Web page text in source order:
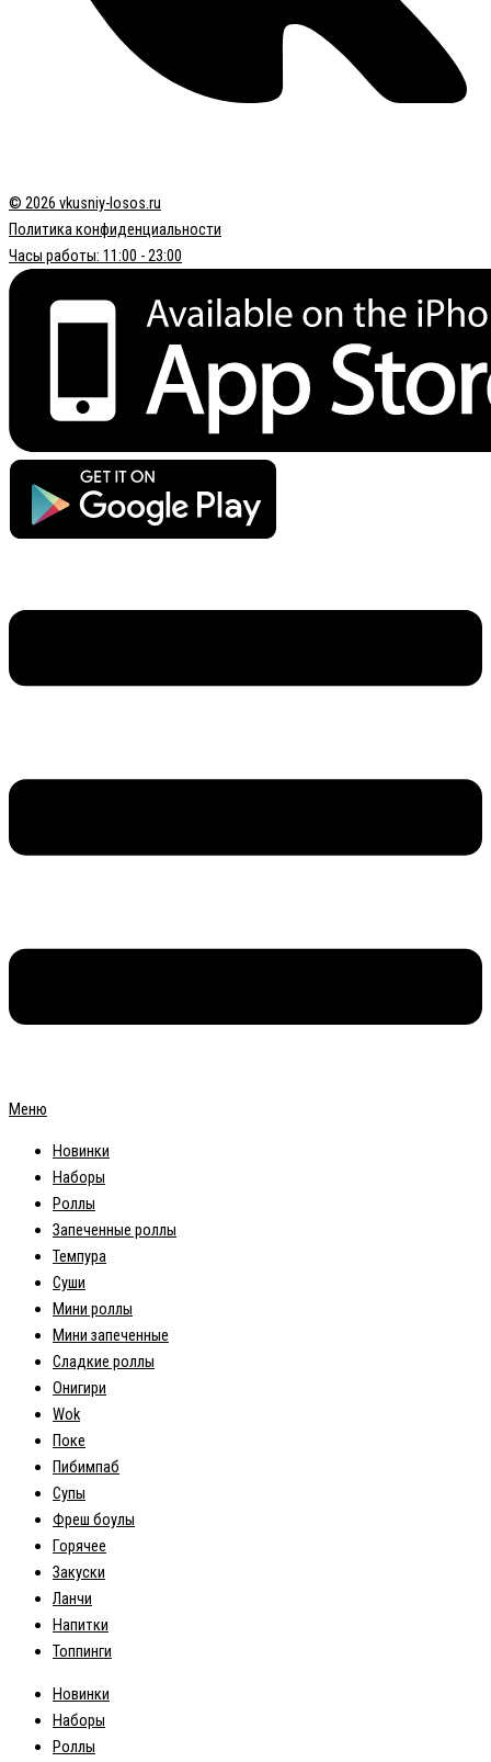
© 2026 vkusniy-losos.ru
Политика конфиденциальности
Часы работы: 11:00 - 23:00
Меню
Новинки
Наборы
Роллы
Запеченные роллы
Темпура
Суши
Мини роллы
Мини запеченные
Сладкие роллы
Онигири
Wok
Поке
Пибимпаб
Супы
Фреш боулы
Горячее
Закуски
Ланчи
Напитки
Топпинги
Новинки
Наборы
Роллы